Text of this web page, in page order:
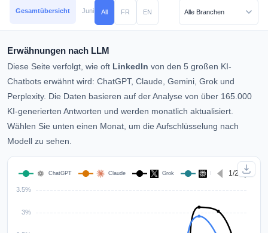
Gesamtübersicht Juni 2026 Mai 2026 April 2026 März 2026
All FR EN
Erwähnungen nach LLM
Diese Seite verfolgt, wie oft LinkedIn von den 5 großen KI-
Chatbots erwähnt wird: ChatGPT, Claude, Gemini, Grok und
Perplexity. Die Daten basieren auf der Analyse von über 165.000
KI-generierten Antworten und werden monatlich aktualisiert.
Wählen Sie unten einen Monat, um die Aufschlüsselung nach
Modell zu sehen.